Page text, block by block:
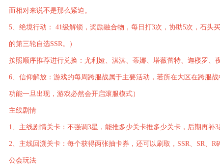
而相对来说不是那么紧迫。
5、绝境行动： 41级解锁，奖励融合物，每日打3次，协助5次，石
的第三轮自选SSR。）
按照顺序推荐进行兑换：尤利娅、淇淇、蒂娜、塔薇蕾特、迦楼罗、
6、信仰解放：游戏的每周跨服战属于主要活动，若所在大区在跨服
功能一旦出现，游戏必然会开启滚服模式）
主线剧情
1、主线剧情关卡：不强调3星，能推多少关卡推多少关卡，后期再补3
2、主线回溯关卡：每个获得两张抽卡券，还可以刷取，SSR、SR、R
公会玩法